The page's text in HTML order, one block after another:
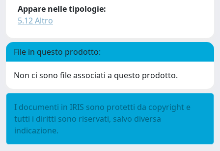
Appare nelle tipologie:
5.12 Altro
File in questo prodotto:
Non ci sono file associati a questo prodotto.
I documenti in IRIS sono protetti da copyright e
tutti i diritti sono riservati, salvo diversa
indicazione.